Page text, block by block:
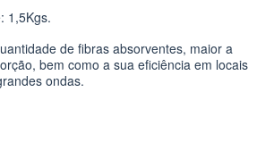
1,5Kgs.
de fibras absorventes, maior a
bem como a sua eficiência em locais
ondas.⁣